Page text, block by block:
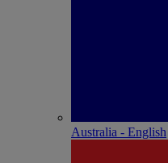
Australia - English